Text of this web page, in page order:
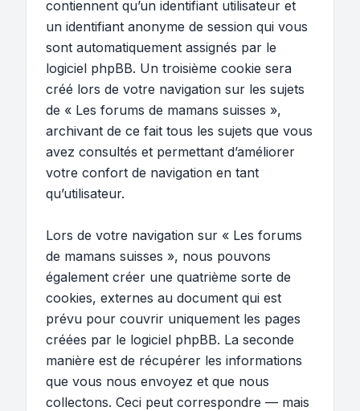
contiennent qu’un identifiant utilisateur et
un identifiant anonyme de session qui vous
sont automatiquement assignés par le
logiciel phpBB. Un troisième cookie sera
créé lors de votre navigation sur les sujets
de « Les forums de mamans suisses »,
archivant de ce fait tous les sujets que vous
avez consultés et permettant d’améliorer
votre confort de navigation en tant
qu’utilisateur.
Lors de votre navigation sur « Les forums
de mamans suisses », nous pouvons
également créer une quatrième sorte de
cookies, externes au document qui est
prévu pour couvrir uniquement les pages
créées par le logiciel phpBB. La seconde
manière est de récupérer les informations
que vous nous envoyez et que nous
collectons. Ceci peut correspondre — mais